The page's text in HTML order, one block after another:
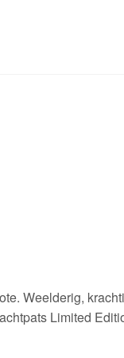
Weelderig,
Limited